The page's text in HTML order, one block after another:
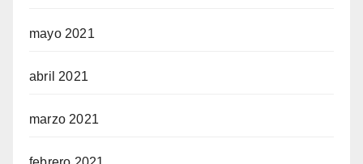
mayo 2021
abril 2021
marzo 2021